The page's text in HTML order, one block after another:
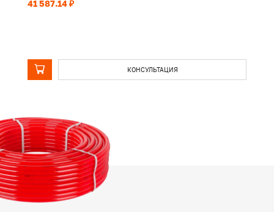
41 587.14 ₽
КОНСУЛЬТАЦИЯ